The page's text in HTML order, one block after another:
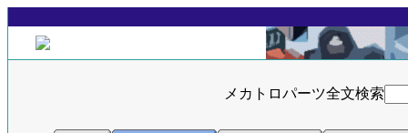
メカトロパーツ全文検索